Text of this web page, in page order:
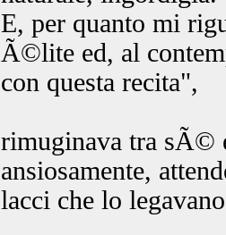
E, per quanto mi
Ã©lite ed, al
con questa recita",
rimuginava tra sÃ©
ansiosamente,
lacci che lo